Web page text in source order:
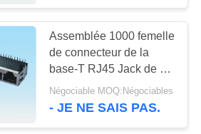
d'en-
Assemblée 1000 femelle
de connecteur de la
base-T RJ45 Jack de 4
ports avec s'ouvrir vers
le bas
Négociable MOQ:Négociables
- JE NE SAIS PAS.